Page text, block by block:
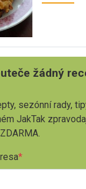
žádný
sezónní rady,
JakTak